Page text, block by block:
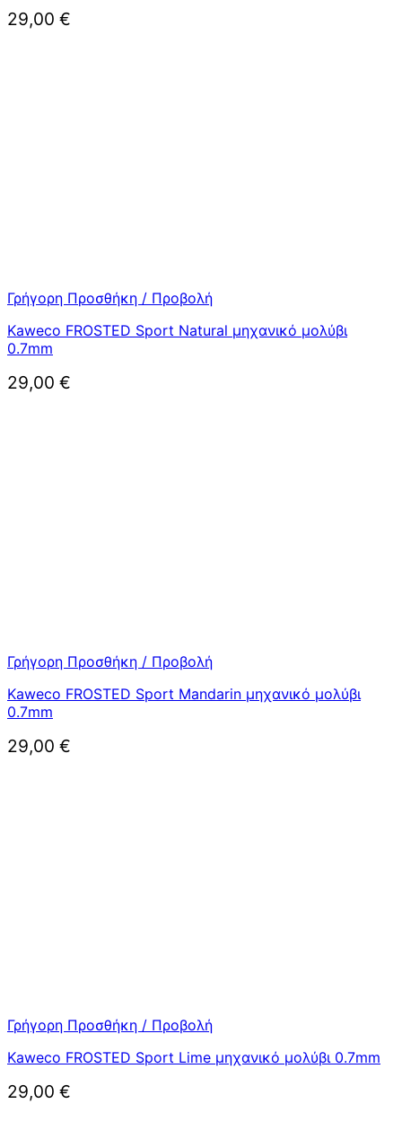
29,00 €
Γρήγορη Προσθήκη / Προβολή
Kaweco FROSTED Sport Natural μηχανικό μολύβι
0.7mm
29,00 €
Γρήγορη Προσθήκη / Προβολή
Kaweco FROSTED Sport Mandarin μηχανικό μολύβι
0.7mm
29,00 €
Γρήγορη Προσθήκη / Προβολή
Kaweco FROSTED Sport Lime μηχανικό μολύβι 0.7mm
29,00 €